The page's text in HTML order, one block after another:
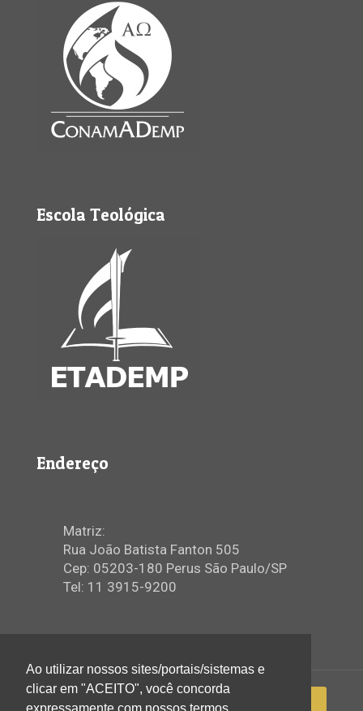
Escola Teológica
Endereço
Matriz:
Rua João Batista Fanton 505
Cep: 05203-180 Perus São Paulo/SP
Tel: 11 3915-9200
Ao utilizar nossos sites/portais/sistemas e
clicar em "ACEITO", você concorda